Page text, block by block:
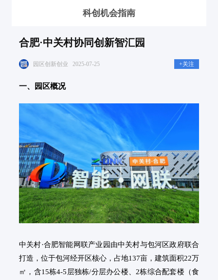
科创机会指南
合肥·中关村协同创新智汇园
园区创新创业 2025-07-25 +关注
一、园区概况
中关村·合肥智能网联产业园由中关村与包河区政府联合
打造，位于包河经开区核心，占地137亩，建筑面积22万
㎡，含15栋4-5层独栋/分层办公楼、2栋综合配套楼（食